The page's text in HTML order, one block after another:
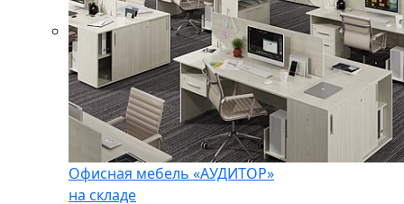
Офисная мебель «АУДИТОР»
на складе